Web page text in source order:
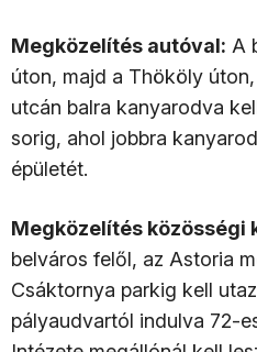
Megközelítés autóval: A
úton, majd a Thököly
utcán balra kanyarodva
sorig, ahol jobbra
épületét.
Megközelítés közösségi
belváros felől, az Astoria
Csáktornya parkig kell
pályaudvartól indulva 72-